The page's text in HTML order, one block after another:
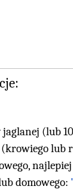
(lub
lub
domowego: